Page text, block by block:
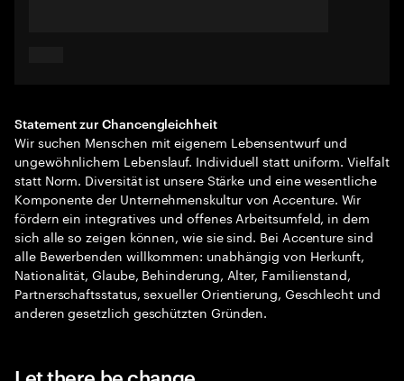
Statement zur Chancengleichheit
Wir suchen Menschen mit eigenem Lebensentwurf und
ungewöhnlichem Lebenslauf. Individuell statt uniform. Vielfalt
statt Norm. Diversität ist unsere Stärke und eine wesentliche
Komponente der Unternehmenskultur von Accenture. Wir
fördern ein integratives und offenes Arbeitsumfeld, in dem
sich alle so zeigen können, wie sie sind. Bei Accenture sind
alle Bewerbenden willkommen: unabhängig von Herkunft,
Nationalität, Glaube, Behinderung, Alter, Familienstand,
Partnerschaftsstatus, sexueller Orientierung, Geschlecht und
anderen gesetzlich geschützten Gründen.